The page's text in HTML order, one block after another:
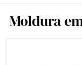
Moldura